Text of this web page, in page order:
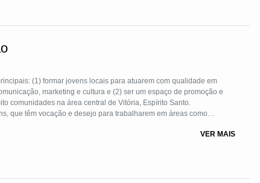
(1) formar jovens locais para atuarem com qualidade em
marketing e cultura e (2) ser um espaço de promoção e
comunidades na área central de Vitória, Espírito Santo.
que têm vocação e desejo para trabalharem em áreas como
dentre seus mais de 30 mil moradores.
VER MAIS